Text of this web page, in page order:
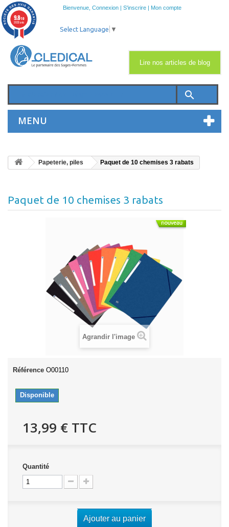
Bienvenue, Connexion | S'inscrire | Mon compte
search
MENU
Lire nos articles de blog
Select Language ▼
Papeterie, piles Paquet de 10 chemises 3 rabats
Paquet de 10 chemises 3 rabats
Agrandir l'image
Référence O00110
Disponible
13,99 € TTC
Quantité
Ajouter au panier
9.8/10
2033 avis